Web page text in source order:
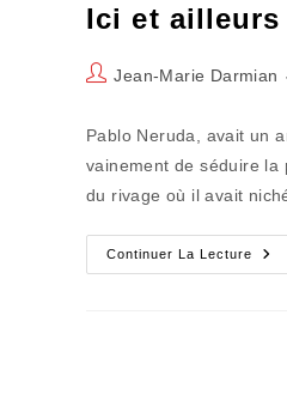
Ici et ailleurs
Auteur/autrice
Jean-Marie Darmian
Pablo Neruda, avait un
vainement de séduire la
du rivage où il avait
Continuer La Lecture
Ici
Et